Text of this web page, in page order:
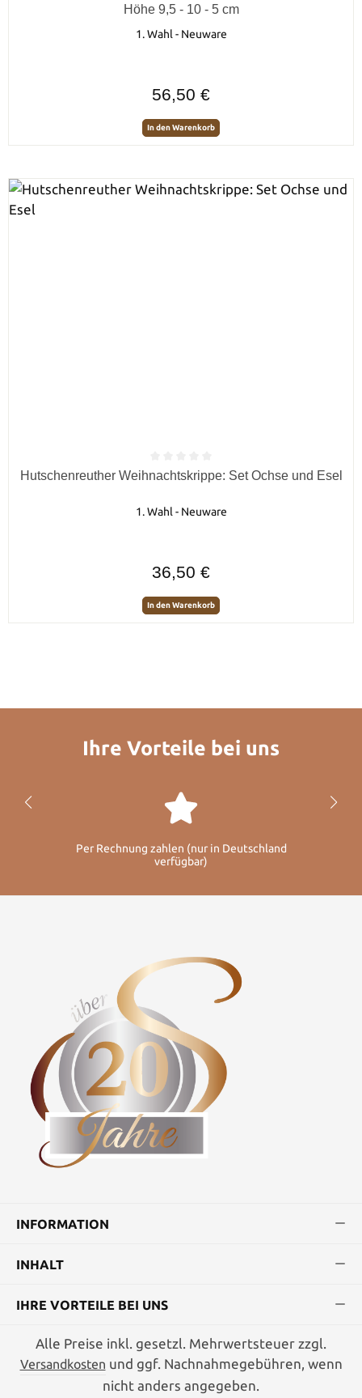
Höhe 9,5 - 10 - 5 cm
1. Wahl - Neuware
56,50 €
In den Warenkorb
Durchschnittliche Bewertung von 0 von 5 Sternen
Hutschenreuther Weihnachtskrippe: Set Ochse und Esel
1. Wahl - Neuware
36,50 €
In den Warenkorb
Ihre Vorteile bei uns
Per Rechnung zahlen (nur in Deutschland
verfügbar)
INFORMATION
INHALT
IHRE VORTEILE BEI UNS
Alle Preise inkl. gesetzl. Mehrwertsteuer zzgl.
Versandkosten und ggf. Nachnahmegebühren, wenn
nicht anders angegeben.